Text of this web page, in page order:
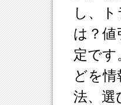
し、
は？値
定で
どを
法、選